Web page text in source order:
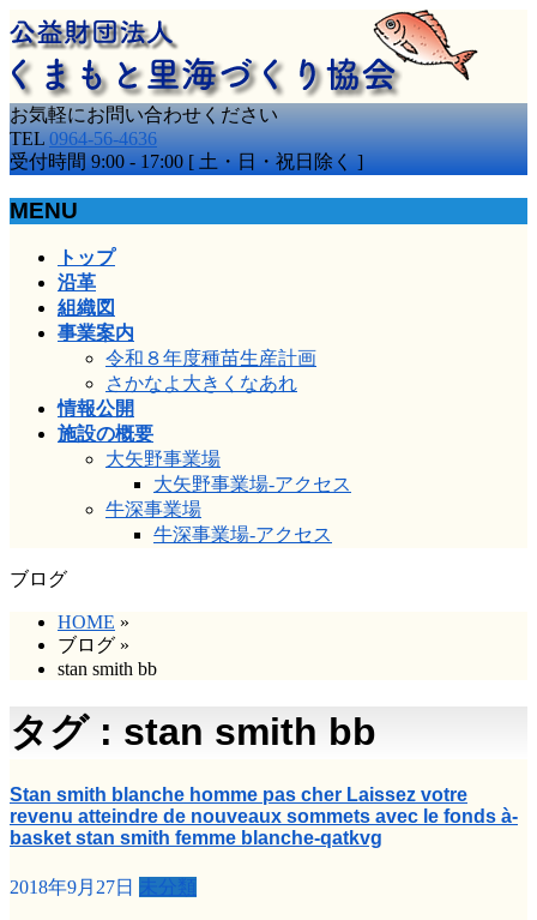
お気軽にお問い合わせください
TEL 0964-56-4636
受付時間 9:00 - 17:00 [ 土・日・祝日除く ]
MENU
トップ
沿革
組織図
事業案内
令和８年度種苗生産計画
さかなよ大きくなあれ
情報公開
施設の概要
大矢野事業場
大矢野事業場-アクセス
牛深事業場
牛深事業場-アクセス
ブログ
HOME »
ブログ »
stan smith bb
タグ : stan smith bb
Stan smith blanche homme pas cher Laissez votre
revenu atteindre de nouveaux sommets avec le fonds à-
basket stan smith femme blanche-qatkvg
2018年9月27日 未分類